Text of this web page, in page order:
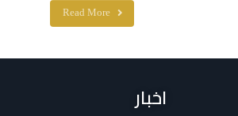
Read More
اخبار